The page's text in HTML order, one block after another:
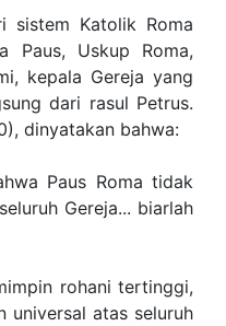
sistem Katolik Roma
Paus, Uskup Roma,
kepala Gereja yang
dari rasul Petrus.
dinyatakan bahwa:
Paus Roma tidak
Gereja... biarlah
rohani tertinggi,
universal atas seluruh